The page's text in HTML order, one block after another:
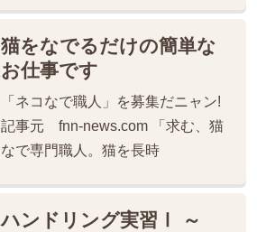
猫をなでるだけの簡単な
お仕事です
「ネコなで職人」を募集だニャン!
記事元 fnn-news.com 「求む、猫
なで専門職人。猫を長時
ハンドリング実習Ⅰ ～